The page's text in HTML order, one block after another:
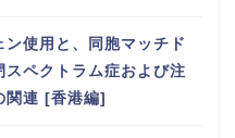
使用と、同胞マッチド
スペクトラム症および注
関連 [香港編]